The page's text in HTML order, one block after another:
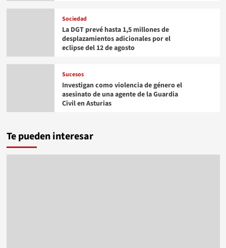
Sociedad
La DGT prevé hasta 1,5 millones de
desplazamientos adicionales por el
eclipse del 12 de agosto
Sucesos
Investigan como violencia de género el
asesinato de una agente de la Guardia
Civil en Asturias
Te pueden interesar